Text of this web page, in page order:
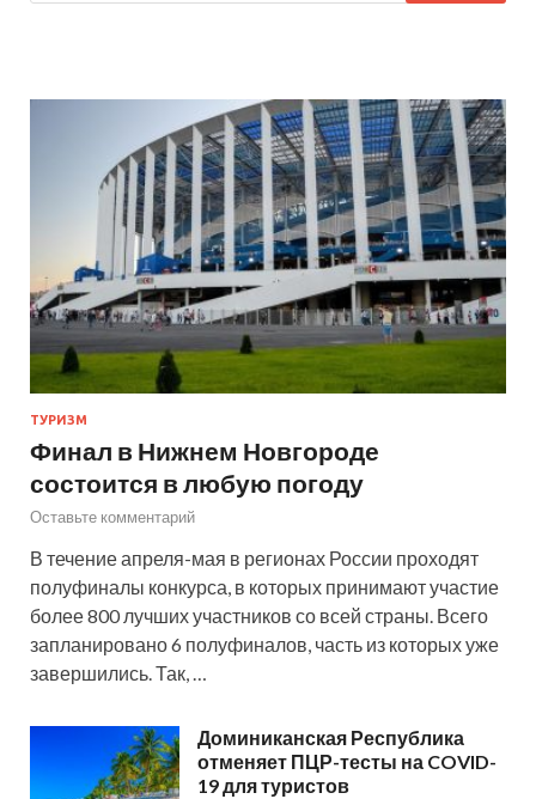
ТУРИЗМ
Финал в Нижнем Новгороде
состоится в любую погоду
Оставьте комментарий
В течение апреля-мая в регионах России проходят
полуфиналы конкурса, в которых принимают участие
более 800 лучших участников со всей страны. Всего
запланировано 6 полуфиналов, часть из которых уже
завершились. Так, …
Доминиканская Республика
отменяет ПЦР-тесты на COVID-
19 для туристов